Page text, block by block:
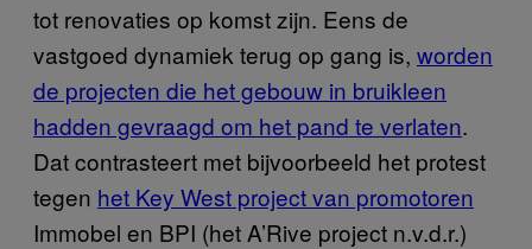
tot renovaties op komst zijn. Eens de
vastgoed dynamiek terug op gang is, worden
de projecten die het gebouw in bruikleen
hadden gevraagd om het pand te verlaten.
Dat contrasteert met bijvoorbeeld het protest
tegen het Key West project van promotoren
Immobel en BPI (het A’Rive project n.v.d.r.)